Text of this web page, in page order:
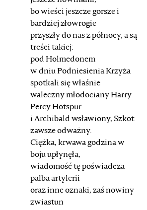
bo wieści jeszcze gorsze i
bardziej złowrogie
przyszły do nas z północy, a są
treści takiej:
pod Holmedonem
w dniu Podniesienia Krzyża
spotkali się właśnie
waleczny młodociany Harry
Percy Hotspur
i Archibald wsławiony, Szkot
zawsze odważny.
Ciężka, krwawa godzina w
boju upłynęła,
wiadomość tę poświadcza
palba artylerii
oraz inne oznaki, zaś nowiny
zwiastun